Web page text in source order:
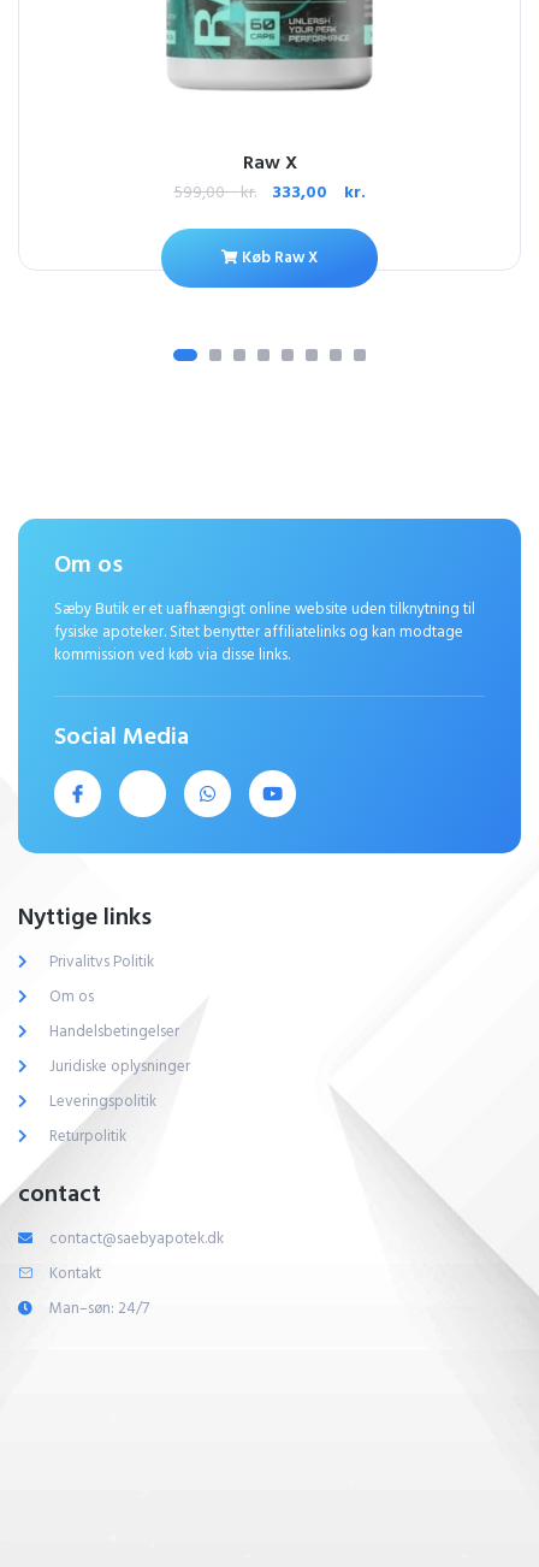
Raw X
599,00kr. 333,00 kr.
Køb Raw X
Om os
Sæby Butik er et uafhængigt online website uden tilknytning til
fysiske apoteker. Sitet benytter affiliatelinks og kan modtage
kommission ved køb via disse links.
Social Media
Nyttige links
Privalitvs Politik
Om os
Handelsbetingelser
Juridiske oplysninger
Leveringspolitik
Returpolitik
contact
contact@saebyapotek.dk
Kontakt
Man–søn: 24/7